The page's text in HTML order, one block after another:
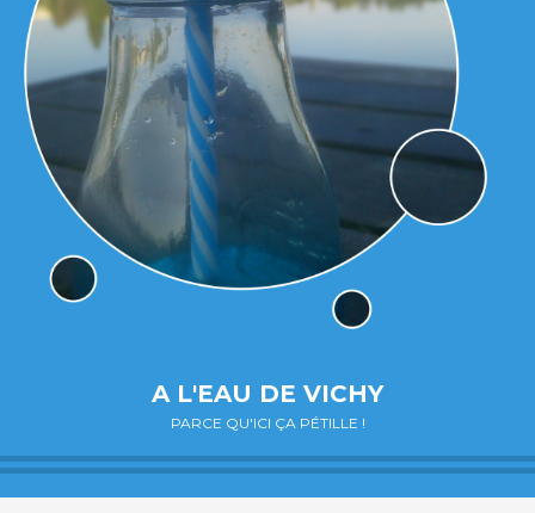
A L'EAU DE VICHY
PARCE QU'ICI ÇA PÉTILLE !